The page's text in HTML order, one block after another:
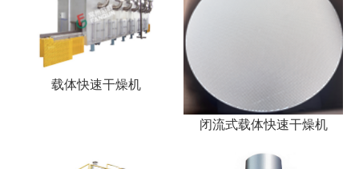
载体快速干燥机
闭流式载体快速干燥机